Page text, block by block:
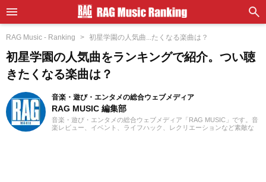
RAG Music - Ranking 初星学園の人気曲...たくなる楽曲は？
初星学園の人気曲をランキングで紹介。つい聴
きたくなる楽曲は？
音楽・遊び・エンタメの総合ウェブメディア
RAG MUSIC 編集部
音楽・遊び・エンタメの総合ウェブメディア「RAG MUSIC」です。音
楽レビュー、イベント、ライフハック、レクリエーションなど素敵な